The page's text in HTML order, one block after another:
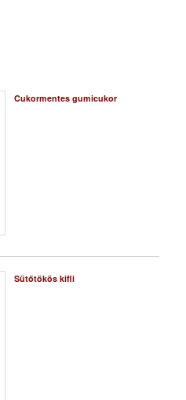
Cukormentes gumicukor
Sütőtökös kifli